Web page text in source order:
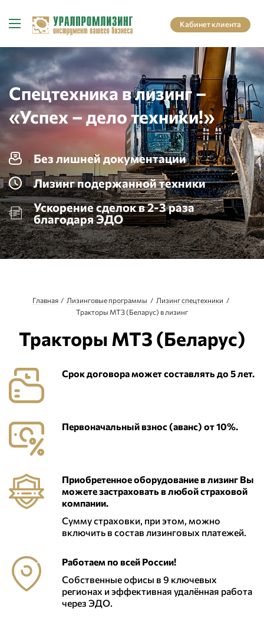
Кабинет клиента
Спецтехника в лизинг –
«Успех – дело техники!»
Без лишней документации
Лизинг подержанной техники
Ускорение сделок в 2-3 раза
благодаря ЭДО
Главная Лизинговые программы
Лизинг спецтехники
Тракторы МТЗ (Беларус) в лизинг
Тракторы МТЗ (Беларус)
Срок договора может составлять до 5 лет.
Первоначальный взнос (аванс) от 10%.
Приобретенное оборудование в лизинг Вы
можете застраховать в любой страховой
компании.
Сумму страховки, при этом, можно
включить в состав лизинговых платежей.
Работаем по всей России!
Собственные офисы в 9 ключевых
регионах и эффективная удалённая работа
через ЭДО.